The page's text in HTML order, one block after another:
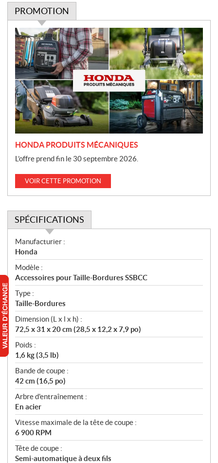
PROMOTION
P
r
o
m
o
t
i
o
n
HONDA PRODUITS MÉCANIQUES
L’offre prend fin le 30 septembre 2026.
VOIR CETTE PROMOTION
SPÉCIFICATIONS
S
p
é
c
i
f
i
c
a
t
i
o
n
s
Manufacturier :
Honda
Modèle :
Accessoires pour Taille-Bordures SSBCC
Type :
Taille-Bordures
Dimension (L x l x h) :
72,5 x 31 x 20 cm (28,5 x 12,2 x 7,9 po)
Poids :
1,6 kg (3,5 lb)
Bande de coupe :
42 cm (16,5 po)
Arbre d'entraînement :
En acier
Vitesse maximale de la tête de coupe :
6 900 RPM
Tête de coupe :
Semi-automatique à deux fils